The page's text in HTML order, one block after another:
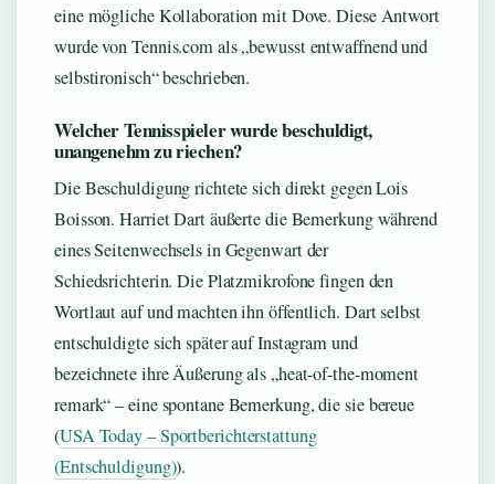
eine mögliche Kollaboration mit Dove. Diese Antwort
wurde von Tennis.com als „bewusst entwaffnend und
selbstironisch“ beschrieben.
Welcher Tennisspieler wurde beschuldigt,
unangenehm zu riechen?
Die Beschuldigung richtete sich direkt gegen Lois
Boisson. Harriet Dart äußerte die Bemerkung während
eines Seitenwechsels in Gegenwart der
Schiedsrichterin. Die Platzmikrofone fingen den
Wortlaut auf und machten ihn öffentlich. Dart selbst
entschuldigte sich später auf Instagram und
bezeichnete ihre Äußerung als „heat-of-the-moment
remark“ – eine spontane Bemerkung, die sie bereue
(USA Today – Sportberichterstattung
(Entschuldigung)).